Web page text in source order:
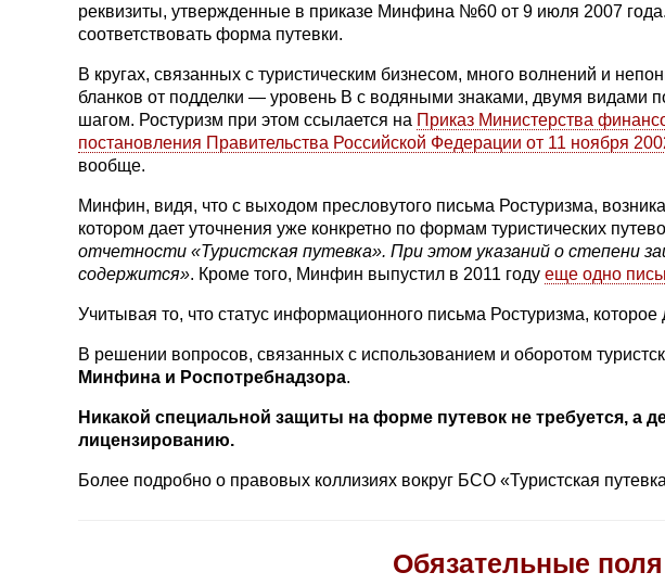
реквизиты, утвержденные в приказе Минфина №60 от 9 июля 2007
соответствовать форма путевки.
В кругах, связанных с туристическим бизнесом, много волнений и
бланков от подделки — уровень В с водяными знаками, двумя
шагом. Ростуризм при этом ссылается на Приказ Министерства
постановления Правительства Российской Федерации от 11 ноября
вообще.
Минфин, видя, что с выходом пресловутого письма Ростуризма,
котором дает уточнения уже конкретно по формам туристических
отчетности «Туристская путевка». При этом указаний о степени
содержится». Кроме того, Минфин выпустил в 2011 году еще одно
Учитывая то, что статус информационного письма Ростуризма,
В решении вопросов, связанных с использованием и оборотом
Минфина и Роспотребнадзора.
Никакой специальной защиты на форме путевок не требуется, а
лицензированию.
Более подробно о правовых коллизиях вокруг БСО «Туристская
Обязательные поля